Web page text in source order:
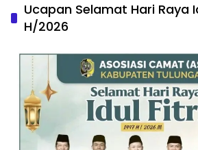
Ucapan Selamat Hari Raya
H/2026